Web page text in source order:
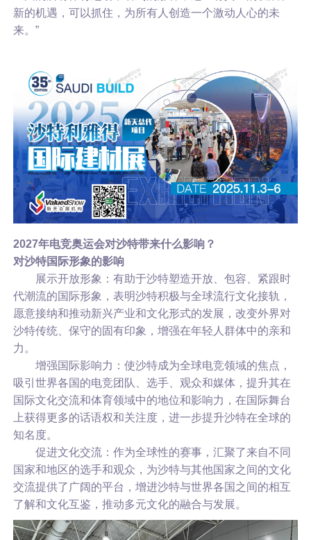
新的机遇，可以抓住，为所有人创造一个激动人心的未
来。”
2027年电竞奥运会对沙特带来什么影响？
对沙特国际形象的影响
展示开放形象：有助于沙特塑造开放、包容、紧跟时
代潮流的国际形象，表明沙特积极与全球流行文化接轨，
愿意接纳和推动新兴产业和文化形式的发展，改变外界对
沙特传统、保守的固有印象，增强在年轻人群体中的亲和
力。
增强国际影响力：使沙特成为全球电竞领域的焦点，
吸引世界各国的电竞团队、选手、观众和媒体，提升其在
国际文化交流和体育领域中的地位和影响力，在国际舞台
上获得更多的话语权和关注度，进一步提升沙特在全球的
知名度。
促进文化交流：作为全球性的赛事，汇聚了来自不同
国家和地区的选手和观众，为沙特与其他国家之间的文化
交流提供了广阔的平台，增进沙特与世界各国之间的相互
了解和文化互鉴，推动多元文化的融合与发展。